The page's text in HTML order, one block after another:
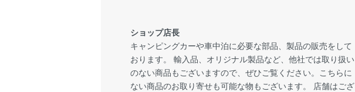
ショップ店長
キャンピングカーや車中泊に必要な部品、製品の販売をして
おります。 輸入品、オリジナル製品など、他社では取り扱い
のない商品もございますので、ぜひご覧ください。こちらに
ない商品のお取り寄せも可能な物もございます。 店舗はござ